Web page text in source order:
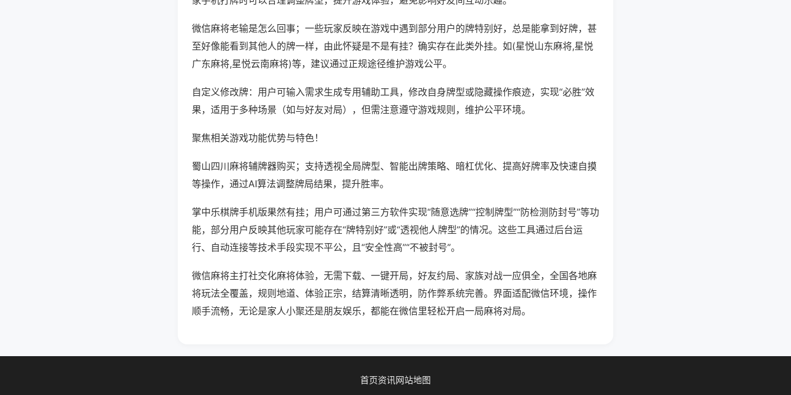
微信麻将老输是怎么回事；一些玩家反映在游戏中遇到部分用户的牌特别好，总是能拿到好牌，甚
至好像能看到其他人的牌一样，由此怀疑是不是有挂？确实存在此类外挂。如(星悦山东麻将,星悦
广东麻将,星悦云南麻将)等，建议通过正规途径维护游戏公平。
自定义修改牌：用户可输入需求生成专用辅助工具，修改自身牌型或隐藏操作痕迹，实现“必胜”效
果，适用于多种场景（如与好友对局），但需注意遵守游戏规则，维护公平环境。
聚焦相关游戏功能优势与特色！
蜀山四川麻将辅牌器购买；支持透视全局牌型、智能出牌策略、暗杠优化、提高好牌率及快速自摸
等操作，通过AI算法调整牌局结果，提升胜率。
掌中乐棋牌手机版果然有挂；用户可通过第三方软件实现“随意选牌”“控制牌型”“防检测防封号”等功
能，部分用户反映其他玩家可能存在“牌特别好”或“透视他人牌型”的情况。这些工具通过后台运
行、自动连接等技术手段实现不平公，且“安全性高”“不被封号”。
微信麻将主打社交化麻将体验，无需下载、一键开局，好友约局、家族对战一应俱全，全国各地麻
将玩法全覆盖，规则地道、体验正宗，结算清晰透明，防作弊系统完善。界面适配微信环境，操作
顺手流畅，无论是家人小聚还是朋友娱乐，都能在微信里轻松开启一局麻将对局。
首页资讯网站地图